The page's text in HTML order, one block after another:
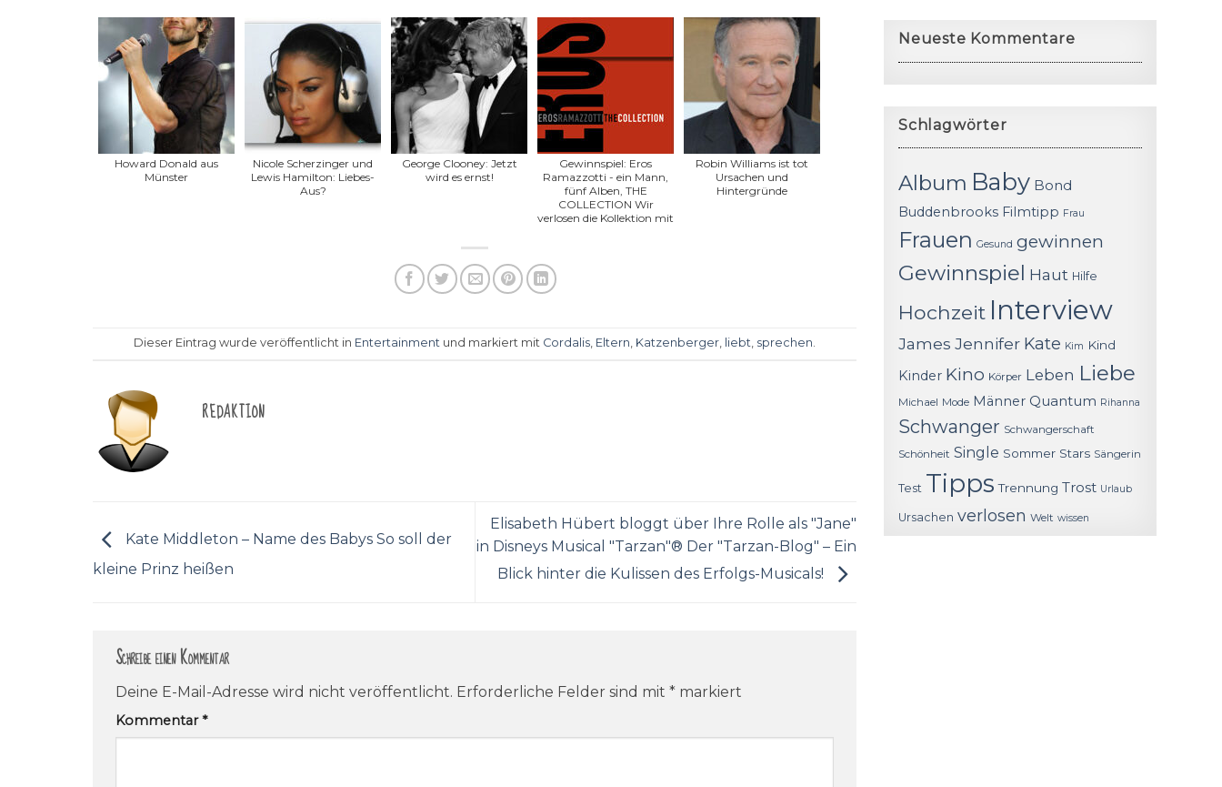
Howard Donald aus
Münster
Nicole Scherzinger und
Lewis Hamilton: Liebes-
Aus?
George Clooney: Jetzt
wird es ernst!
Gewinnspiel: Eros
Ramazzotti - ein Mann,
fünf Alben, THE
COLLECTION Wir
verlosen die Kollektion mit
Robin Williams ist tot
Ursachen und
Hintergründe
Dieser Eintrag wurde veröffentlicht in Entertainment und markiert mit Cordalis, Eltern, Katzenberger, liebt, sprechen.
REDAKTION
Kate Middleton – Name des Babys So soll der
kleine Prinz heißen
Elisabeth Hübert bloggt über Ihre Rolle als "Jane"
in Disneys Musical "Tarzan"® Der "Tarzan-Blog" – Ein
Blick hinter die Kulissen des Erfolgs-Musicals!
Schreibe einen Kommentar
Deine E-Mail-Adresse wird nicht veröffentlicht. Erforderliche Felder sind mit * markiert
Kommentar*
Neueste Kommentare
Schlagwörter
Album Baby Bond
Buddenbrooks Filmtipp Frau
Frauen Gesund gewinnen
Gewinnspiel Haut Hilfe
Hochzeit Interview
James Jennifer Kate Kim Kind
Kinder Kino Körper Leben Liebe
Michael Mode Männer Quantum Rihanna
Schwanger Schwangerschaft
Schönheit Single Sommer Stars Sängerin
Test Tipps Trennung Trost Urlaub
Ursachen verlosen Welt wissen